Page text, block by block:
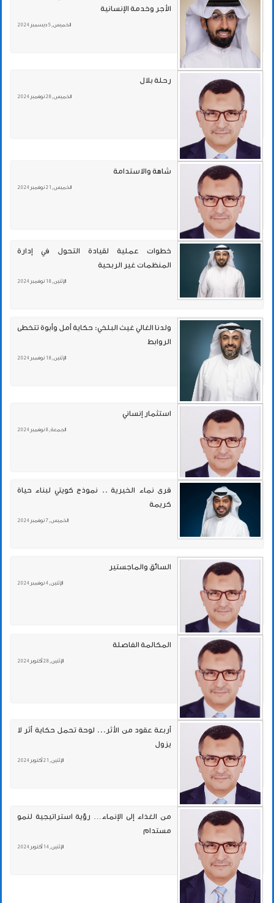
الأجر وخدمة الإنسانية
الخميس , 5 ديسمبر 2024
رحلة بلال
الخميس , 28 نوفمبر 2024
شاهة والاستدامة
الخميس , 21 نوفمبر 2024
خطوات عملية لقيادة التحول في إدارة
المنظمات غير الربحية
الإثنين , 18 نوفمبر 2024
ولدنا الغالي غيث البلخي: حكاية أمل وأبوة تتخطى
الروابط
الإثنين , 18 نوفمبر 2024
استثمار إنساني
الجمعة , 8 نوفمبر 2024
قرى نماء الخيرية .. نموذج كويتي لبناء حياة
كريمة
الخميس , 7 نوفمبر 2024
السائق والماجستير
الإثنين , 4 نوفمبر 2024
المكالمة الفاصلة
الإثنين , 28 أكتوبر 2024
أربعة عقود من الأثر... لوحة تحمل حكاية أثر لا
يزول
الإثنين , 21 أكتوبر 2024
من الغذاء إلى الإنماء… رؤية استراتيجية لنمو
مستدام
الإثنين , 14 أكتوبر 2024